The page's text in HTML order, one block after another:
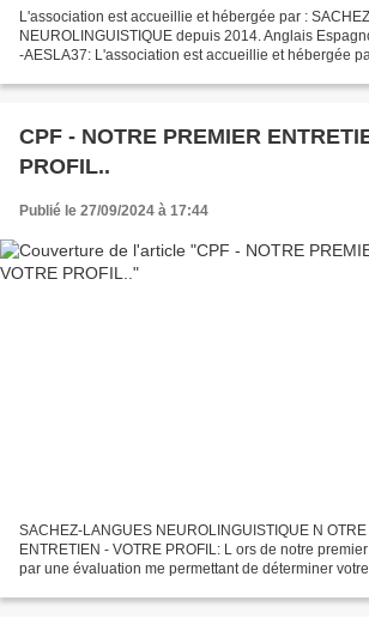
L'association est accueillie et hébergée par :
NEUROLINGUISTIQUE depuis 2014. Anglais
-AESLA37: L'association est accueillie et hébergée
CPF - NOTRE PREMIER
PROFIL..
Publié le 27/09/2024 à 17:44
SACHEZ-LANGUES NEUROLINGUISTIQUE N
ENTRETIEN - VOTRE PROFIL: L ors de notre
par une évaluation me permettant de déterminer